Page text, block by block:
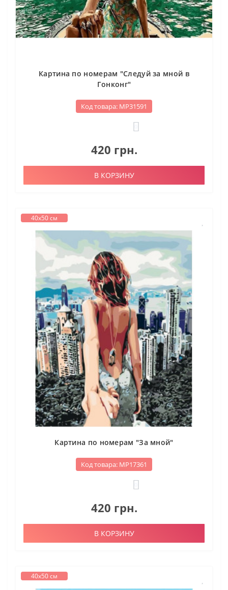
Картина по номерам "Следуй за мной в
Гонконг"
Код товара: МР31591
420 грн.
В КОРЗИНУ
40х50 см
Картина по номерам "За мной"
Код товара: МР17361
420 грн.
В КОРЗИНУ
40х50 см